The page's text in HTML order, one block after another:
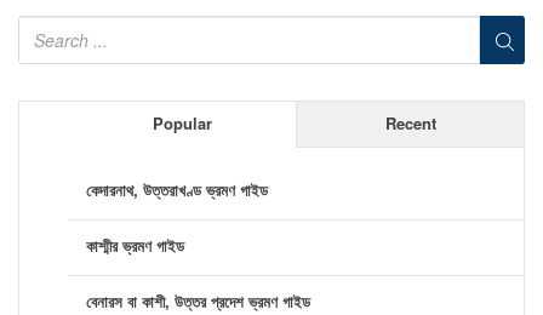
Popular Recent
কেদারনাথ, উত্তরাখণ্ড ভ্রমণ গাইড
কাশ্মীর ভ্রমণ গাইড
বেনারস বা কাশী, উত্তর প্রদেশ ভ্রমণ গাইড